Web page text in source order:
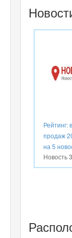
Рейтинг:
продаж
на 5
Новость